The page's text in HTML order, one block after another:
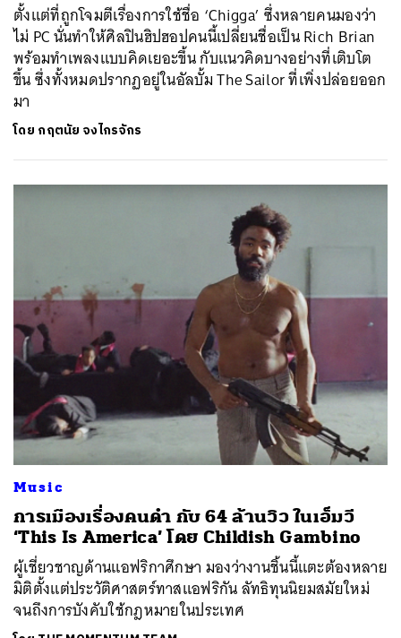
ตั้งแต่ที่ถูกโจมตีเรื่องการใช้ชื่อ ‘Chigga’ ซึ่งหลายคนมองว่า
ไม่ PC นั่นทำให้ศิลปินฮิปฮอปคนนี้เปลี่ยนชื่อเป็น Rich Brian
พร้อมทำเพลงแบบคิดเยอะขึ้น กับแนวคิดบางอย่างที่เติบโต
ขึ้น ซึ่งทั้งหมดปรากฏอยู่ในอัลบั้ม The Sailor ที่เพิ่งปล่อยออก
มา
โดย กฤตนัย จงไกรจักร
Music
การเมืองเรื่องคนดำ กับ 64 ล้านวิว ในเอ็มวี
‘This Is America’ โดย Childish Gambino
ผู้เชี่ยวชาญด้านแอฟริกาศึกษา มองว่างานชิ้นนี้แตะต้องหลาย
มิติตั้งแต่ประวัติศาสตร์ทาสแอฟริกัน ลัทธิทุนนิยมสมัยใหม่
จนถึงการบังคับใช้กฎหมายในประเทศ
ค้นหา